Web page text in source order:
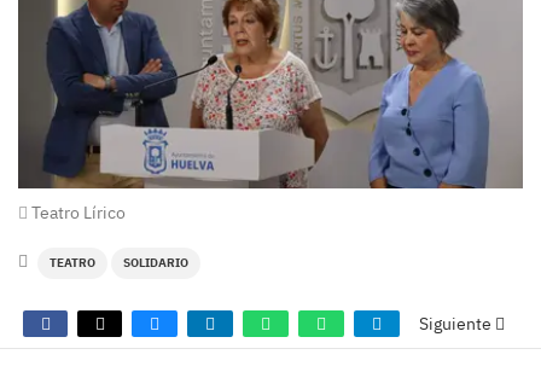
Teatro Lírico
TEATRO SOLIDARIO
Siguiente